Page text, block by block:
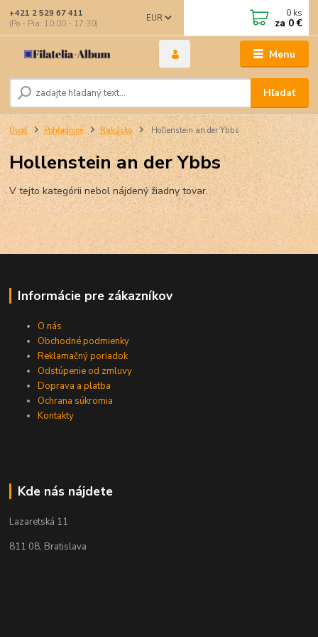
Menu
EUR
Hľadať
+421 2 529 67 411
(Po - Pia: 10:00 - 17:30)
0 ks
za 0 €
Úvod Pohľadnice Rakúsko Hollenstein an der Ybbs
Hollenstein an der Ybbs
V tejto kategórii nebol nájdený žiadny tovar.
Informácie pre zákazníkov
O nás
Obchodné podmienky
Reklamačný poriadok
Odstúpenie od zmluvy
Doprava a platba
Ochrana súkromia
Kontakty
Kde nás nájdete
Lazaretská 11
811 08, Bratislava